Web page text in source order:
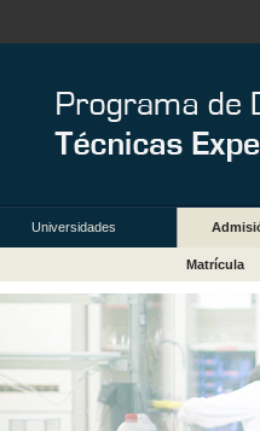
Universidades
Matrícula